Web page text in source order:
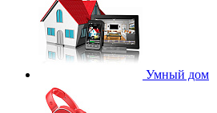
Умный дом